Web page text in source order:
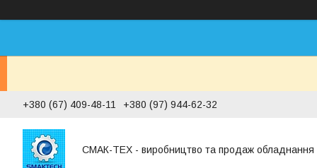
+380 (67) 409-48-11 +380 (97) 944-62-32
СМАК-ТЕХ - виробництво та продаж обладнання